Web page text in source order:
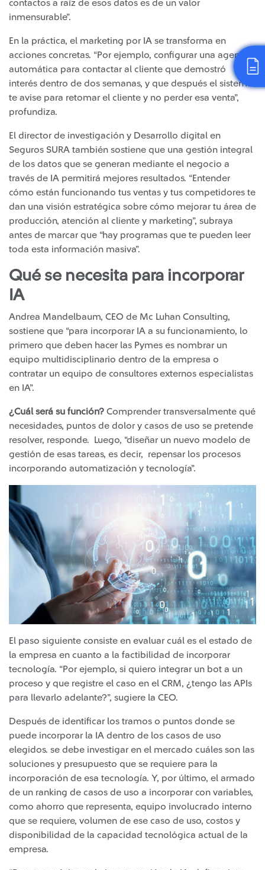
contactos a raíz de esos datos es de un valor
inmensurable”.
En la práctica, el marketing por IA se transforma en
acciones concretas. “Por ejemplo, configurar una agenda
automática para contactar al cliente que demostró
interés dentro de dos semanas, y que después el sistema
te avise para retomar el cliente y no perder esa venta”,
profundiza.
El director de investigación y Desarrollo digital en
Seguros SURA también sostiene que una gestión integral
de los datos que se generan mediante el negocio a
través de IA permitirá mejores resultados. “Entender
cómo están funcionando tus ventas y tus competidores te
dan una visión estratégica sobre cómo mejorar tu área de
producción, atención al cliente y marketing”, subraya
antes de marcar que “hay programas que te pueden leer
toda esta información masiva”.
Qué se necesita para incorporar
IA
Andrea Mandelbaum, CEO de Mc Luhan Consulting,
sostiene que “para incorporar IA a su funcionamiento, lo
primero que deben hacer las Pymes es nombrar un
equipo multidisciplinario dentro de la empresa o
contratar un equipo de consultores externos especialistas
en IA”.
¿Cuál será su función? Comprender transversalmente qué
necesidades, puntos de dolor y casos de uso se pretende
resolver, responde. Luego, “diseñar un nuevo modelo de
gestión de esas tareas, es decir, repensar los procesos
incorporando automatización y tecnología”.
El paso siguiente consiste en evaluar cuál es el estado de
la empresa en cuanto a la factibilidad de incorporar
tecnología. “Por ejemplo, si quiero integrar un bot a un
proceso y que registre el caso en el CRM, ¿tengo las APIs
para llevarlo adelante?”, sugiere la CEO.
Después de identificar los tramos o puntos donde se
puede incorporar la IA dentro de los casos de uso
elegidos. se debe investigar en el mercado cuáles son las
soluciones y presupuesto que se requiere para la
incorporación de esa tecnología. Y, por último, el armado
de un ranking de casos de uso a incorporar con variables,
como ahorro que representa, equipo involucrado interno
que se requiere, volumen de ese caso de uso, costos y
disponibilidad de la capacidad tecnológica actual de la
empresa.